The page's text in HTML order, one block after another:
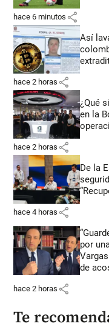
hace 6 minutos share
Así
hace 2 horas share
¿Qué
en la
hace 2 horas share
De la
hace 4 horas share
por
de
hace 2 horas share
Te